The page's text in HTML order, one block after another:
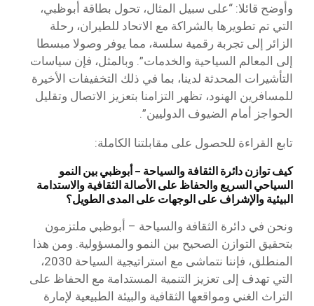
وأوضح قائلا: “على سبيل المثال، تحول بطاقة أبوظبي،
التي تم تطويرها بالشراكة مع الاتحاد للطيران، رحلة
الزائر إلى تجربة رقمية سلسة، مما يوفر وصولا مبسطا
إلى المعالم السياحية والخدمات”. وبالمثل، فإن سياسات
التأشيرات المحدثة لدينا، بما في ذلك التخفيفات الأخيرة
للمسافرين الهنود، تظهر التزامنا بتعزيز الاتصال وتقليل
الحواجز أمام الضيوف الدوليين”.
تابع القراءة للحصول على مقابلتنا الكاملة:
كيف توازن دائرة الثقافة والسياحة – أبوظبي بين النمو
السياحي السريع والحفاظ على الأصالة الثقافية والاستدامة
البيئية والإشراف على الوجهات على المدى الطويل؟
ونحن في دائرة الثقافة والسياحة – أبوظبي ملتزمون
بتحقيق التوازن الصحيح بين النمو والمسؤولية. ومن هذا
المنطلق، فإننا نتماشى مع استراتيجية السياحة 2030،
التي تهدف إلى تعزيز التنمية المستدامة مع الحفاظ على
التراث الغني ومواقعها الثقافية والبيئة الطبيعية لإمارة